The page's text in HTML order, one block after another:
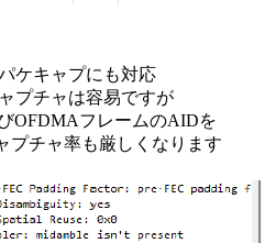
ケキャプにも対応
プチャは容易ですが
OFDMAフレームのAIDを
プチャ率も厳しくなります